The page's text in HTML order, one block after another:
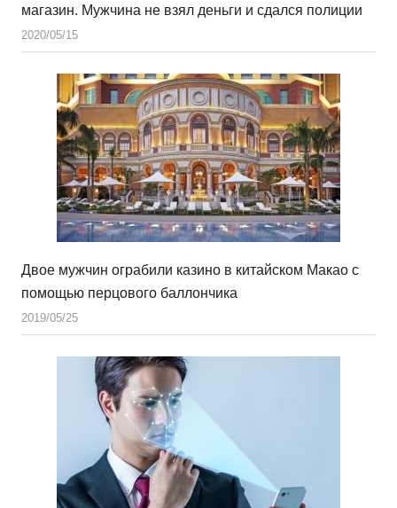
магазин. Мужчина не взял деньги и сдался полиции
2020/05/15
Двое мужчин ограбили казино в китайском Макао с
помощью перцового баллончика
2019/05/25